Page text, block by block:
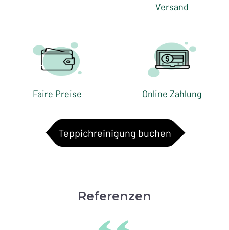
Versand
Faire Preise Online Zahlung
Teppichreinigung buchen
Referenzen